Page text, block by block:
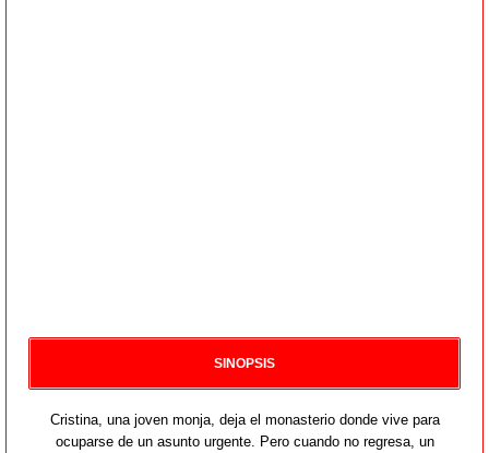
SINOPSIS
Cristina, una joven monja, deja el monasterio donde vive para
ocuparse de un asunto urgente. Pero cuando no regresa, un